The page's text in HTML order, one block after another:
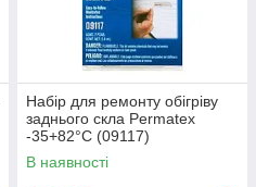
Набір для ремонту обігріву
заднього скла Permatex
-35+82°С (09117)
В наявності